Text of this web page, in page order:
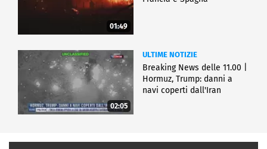
01:49
02:05
ULTIME NOTIZIE
Breaking News delle 11.00 |
Hormuz, Trump: danni a
navi coperti dall'Iran